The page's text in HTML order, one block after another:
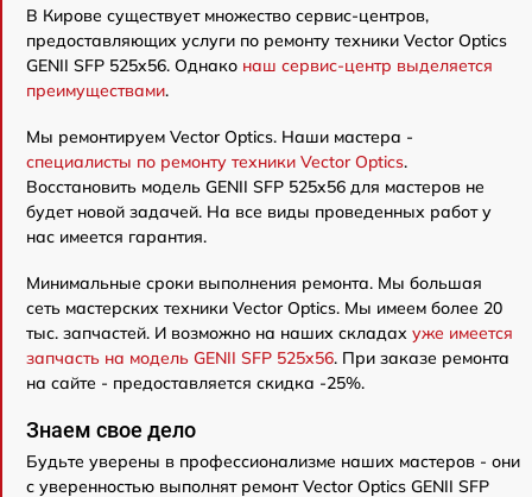
В Кирове существует множество сервис-центров,
предоставляющих услуги по ремонту техники Vector Optics
GENII SFP 525x56. Однако наш сервис-центр выделяется
преимуществами.
Мы ремонтируем Vector Optics. Наши мастера -
специалисты по ремонту техники Vector Optics.
Восстановить модель GENII SFP 525x56 для мастеров не
будет новой задачей. На все виды проведенных работ у
нас имеется гарантия.
Минимальные сроки выполнения ремонта. Мы большая
сеть мастерских техники Vector Optics. Мы имеем более 20
тыс. запчастей. И возможно на наших складах уже имеется
запчасть на модель GENII SFP 525x56. При заказе ремонта
на сайте - предоставляется скидка -25%.
Знаем свое дело
Будьте уверены в профессионализме наших мастеров - они
с уверенностью выполнят ремонт Vector Optics GENII SFP